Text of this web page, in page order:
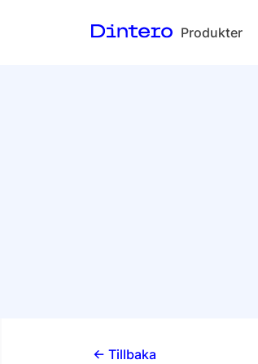
Produkter
<- Tillbaka